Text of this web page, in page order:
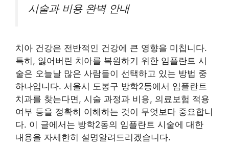
시술과 비용 완벽 안내
치아 건강은 전반적인 건강에 큰 영향을 미칩니다.
특히, 잃어버린 치아를 복원하기 위한 임플란트 시
술은 오늘날 많은 사람들이 선택하고 있는 방법 중
하나입니다. 서울시 도봉구 방학2동에서 임플란트
치과를 찾는다면, 시술 과정과 비용, 의료보험 적용
여부 등을 정확히 이해하는 것이 무엇보다 중요합니
다. 이 글에서는 방학2동의 임플란트 시술에 대한
내용을 자세한히 설명알려드리겠습니다.